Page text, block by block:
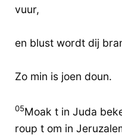
vuur,
en blust wordt dij
Zo min is joen doun.
05Moak t in Juda
roup t om in